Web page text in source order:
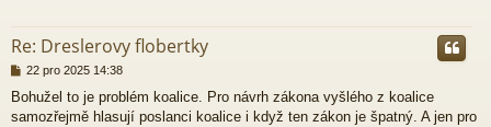
Re: Dreslerovy flobertky
P
í
s
22 pro 2025 14:38
Bohužel to je problém koalice. Pro návrh zákona vyšlého z koalice
samozřejmě hlasují poslanci koalice i když ten zákon je špatný. A jen pro